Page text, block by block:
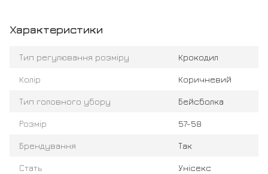
Характеристики
Тип регулювання розміру Крокодил
Колір Коричневий
Тип головного убору Бейсболка
Розмір 57-58
Брендування Так
Стать Унісекс